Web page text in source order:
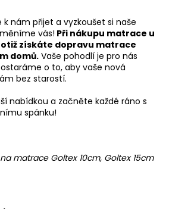
k nám přijet a vyzkoušet si naše
vás! Při nákupu matrace u
získáte dopravu matrace
domů.Vaše pohodlí je pro nás
o to, aby vaše nová
bez starostí.
nabídkou a začněte každé ráno s
spánku!
matrace Goltex 10cm, Goltex 15cm